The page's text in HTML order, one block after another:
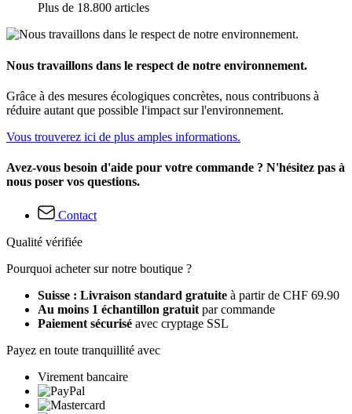
Plus de 18.800 articles
Nous travaillons dans le respect de notre environnement.
Grâce à des mesures écologiques concrètes, nous contribuons à
réduire autant que possible l'impact sur l'environnement.
Vous trouverez ici de plus amples informations.
Avez-vous besoin d'aide pour votre commande ? N'hésitez pas à
nous poser vos questions.
Contact
Qualité vérifiée
Pourquoi acheter sur notre boutique ?
Suisse : Livraison standard gratuite à partir de CHF 69.90
Au moins 1 échantillon gratuit par commande
Paiement sécurisé avec cryptage SSL
Payez en toute tranquillité avec
Virement bancaire